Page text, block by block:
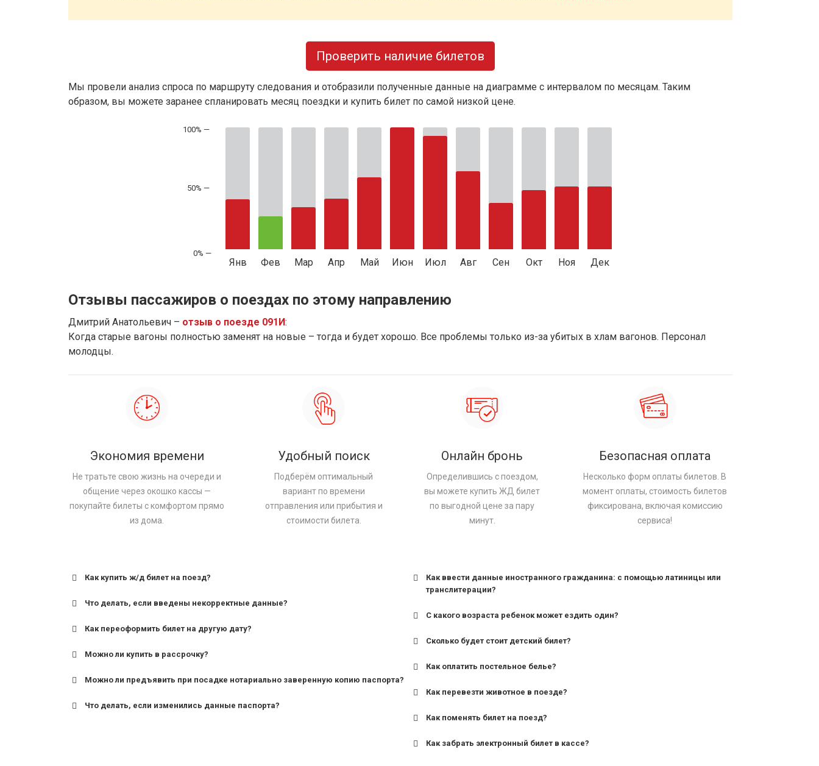
Проверить наличие билетов
Мы провели анализ спроса по маршруту следования и отобразили полученные данные на диаграмме с интервалом по месяцам. Таким
образом, вы можете заранее спланировать месяц поездки и купить билет по самой низкой цене.
50% —
Янв Фев Мар Апр Май Июн Июл Авг Сен Окт Ноя Дек
Отзывы пассажиров о поездах по этому направлению
Дмитрий Анатольевич – отзыв о поезде 091И:
Когда старые вагоны полностью заменят на новые – тогда и будет хорошо. Все проблемы только из-за убитых в хлам вагонов. Персонал
молодцы.
Экономия времени
Не тратьте свою жизнь на очереди и
общение через окошко кассы —
покупайте билеты с комфортом прямо
из дома.
Удобный поиск
Подберём оптимальный
вариант по времени
отправления или прибытия и
стоимости билета.
Онлайн бронь
Определившись с поездом,
вы можете купить ЖД билет
по выгодной цене за пару
минут.
Безопасная оплата
Несколько форм оплаты билетов. В
момент оплаты, стоимость билетов
фиксирована, включая комиссию
сервиса!
Как купить ж/д билет на поезд?
Что делать, если введены некорректные данные?
Как переоформить билет на другую дату?
Можно ли купить в рассрочку?
Можно ли предъявить при посадке нотариально заверенную копию паспорта?
Что делать, если изменились данные паспорта?
Как ввести данные иностранного гражданина: с помощью латиницы или
транслитерации?
С какого возраста ребенок может ездить один?
для поездов дальнего следования — от 10 лет и старше;
Сколько будет стоит детский билет?
Как оплатить постельное белье?
Как перевезти животное в поезде?
Как поменять билет на поезд?
Как забрать электронный билет в кассе?